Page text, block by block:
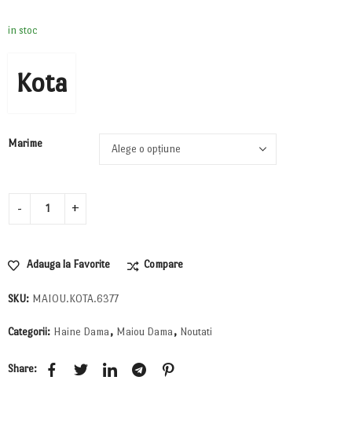
in stoc
Kota
Marime
Adauga la Favorite Compare
SKU: MAIOU.KOTA.6377
Categorii: Haine Dama , Maiou Dama , Noutati
Share: